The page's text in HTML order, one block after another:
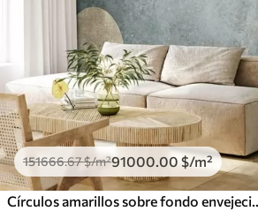
151666.67$/m²91000.00 $/m²
Círculos